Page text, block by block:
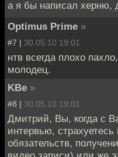
а я бы написал херню,
Optimus Prime »
#7 | 30.05.10 19:01
нтв всегда плохо
молодец.
KBe »
#8 | 30.05.10 19:01
Дмитрий, Вы, когда с
интервью, страхуетесь
обязательств,